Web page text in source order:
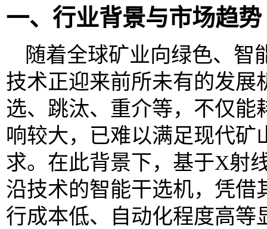
一、行业背景与市场趋势
随着全球矿业向绿色、智
技术正迎来前所未有的发展
选、跳汰、重介等，不仅
响较大，已难以满足现代
求。在此背景下，基于X射
沿技术的智能干选机，凭借
行成本低、自动化程度高等